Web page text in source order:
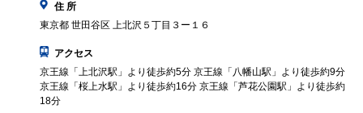
住 所
東京都 世田谷区 上北沢５丁目３ー１６
アクセス
京王線「上北沢駅」より徒歩約5分 京王線「八幡山駅」より徒歩約9分
京王線「桜上水駅」より徒歩約16分 京王線「芦花公園駅」より徒歩約
18分